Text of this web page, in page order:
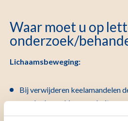
Waar moet u op
onderzoek/
Lichaamsbeweging:
Bij verwijderen keelamandelen
zonder beperking naar buiten
Bij verwijderen neusamandel